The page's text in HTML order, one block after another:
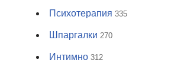
Психотерапия 335
Шпаргалки 270
Интимно 312